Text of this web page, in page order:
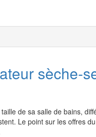
sèche-
de sa salle de bains,
Le point sur les offres